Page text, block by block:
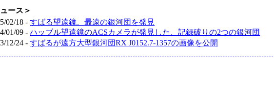
ース＞
02/18 - すばる望遠鏡、最遠の銀河団を発見
01/09 - ハッブル望遠鏡のACSカメラが発見した、記録破りの2つの銀河団
12/24 - すばるが遠方大型銀河団RX J0152.7-1357の画像を公開